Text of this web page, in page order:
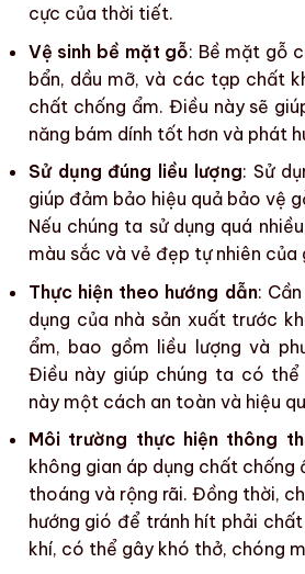
cực của thời tiết.
Vệ sinh bề mặt gỗ: Bề mặt gỗ
bẩn, dầu mỡ, và các tạp chất
chất chống ẩm. Điều này sẽ
năng bám dính tốt hơn và phát
Sử dụng đúng liều lượng: Sử
giúp đảm bảo hiệu quả bảo vệ
Nếu chúng ta sử dụng quá
màu sắc và vẻ đẹp tự nhiên của
Thực hiện theo hướng dẫn:
dụng của nhà sản xuất trước
ẩm, bao gồm liều lượng và
Điều này giúp chúng ta có
này một cách an toàn và hiệu
Môi trường thực hiện thông
không gian áp dụng chất chống
thoáng và rộng rãi. Đồng thời,
hướng gió để tránh hít phải
khí, có thể gây khó thở, chóng